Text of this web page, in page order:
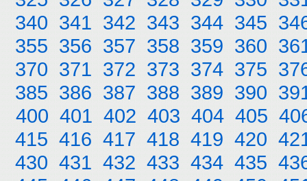
340 341 342 343 344 345
355 356 357 358 359 360
370 371 372 373 374 375
385 386 387 388 389 390
400 401 402 403 404 405
415 416 417 418 419 420
430 431 432 433 434 435